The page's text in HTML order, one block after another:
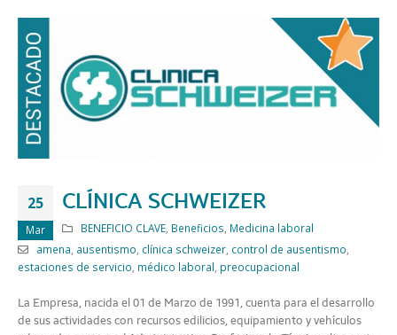
25
Mar
CLÍNICA SCHWEIZER
BENEFICIO CLAVE, Beneficios, Medicina laboral
amena, ausentismo, clínica schweizer, control de ausentismo,
estaciones de servicio, médico laboral, preocupacional
La Empresa, nacida el 01 de Marzo de 1991, cuenta para el desarrollo
de sus actividades con recursos edilicios, equipamiento y vehículos